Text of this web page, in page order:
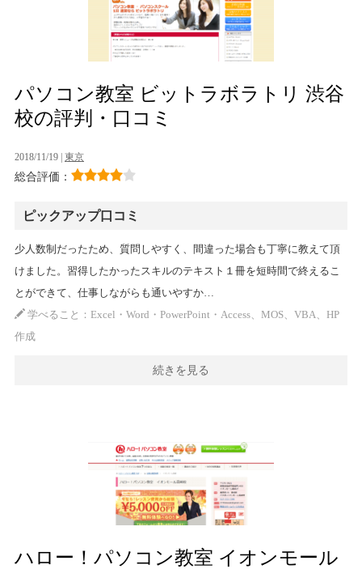
パソコン教室 ビットラボラトリ 渋谷
校の評判・口コミ
2018/11/19 | 東京
総合評価：
ピックアップ口コミ
少人数制だったため、質問しやすく、間違った場合も丁寧に教えて頂
けました。習得したかったスキルのテキスト１冊を短時間で終えるこ
とができて、仕事しながらも通いやすか…
学べること：Excel・Word・PowerPoint・Access、MOS、VBA、HP
作成
続きを見る
ハロー！パソコン教室 イオンモール